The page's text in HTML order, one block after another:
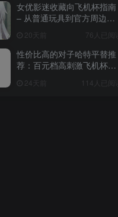
女优影迷收藏向飞机杯指南
– 从普通玩具到官方周边的
20天前 76人已阅读
性价比高的对子哈特平替推
荐：百元档高刺激飞机杯选
24天前 114人已阅读